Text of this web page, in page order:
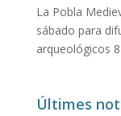
La Pobla
sábado para
arqueológicos
Últimes